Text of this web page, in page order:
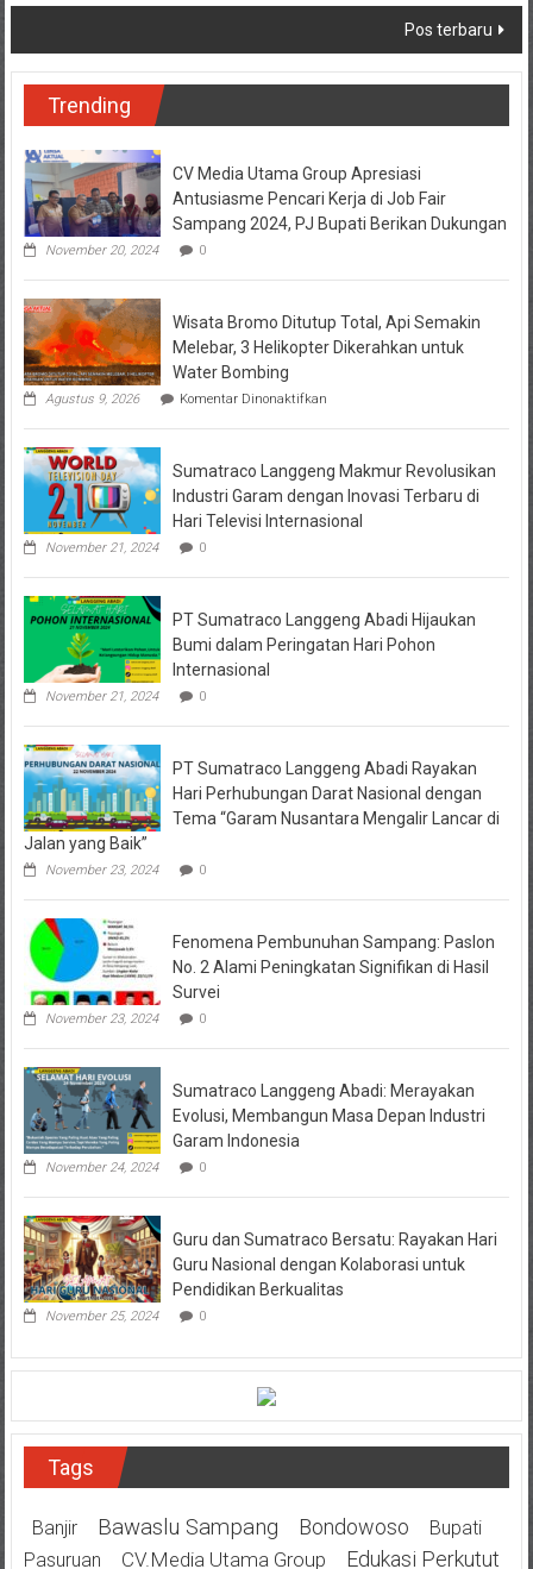
pos
Pos terbaru
Trending
CV Media Utama Group Apresiasi
Antusiasme Pencari Kerja di Job Fair
Sampang 2024, PJ Bupati Berikan Dukungan
November 20, 2024 0
Wisata Bromo Ditutup Total, Api Semakin
Melebar, 3 Helikopter Dikerahkan untuk
Water Bombing
Agustus 9, 2026 Komentar Dinonaktifkanpada
Bromo
Total,
Semakin
Melebar,
Dikerahkan
Water
Bombing
Sumatraco Langgeng Makmur Revolusikan
Industri Garam dengan Inovasi Terbaru di
Hari Televisi Internasional
November 21, 2024 0
PT Sumatraco Langgeng Abadi Hijaukan
Bumi dalam Peringatan Hari Pohon
Internasional
November 21, 2024 0
PT Sumatraco Langgeng Abadi Rayakan
Hari Perhubungan Darat Nasional dengan
Tema “Garam Nusantara Mengalir Lancar di
Jalan yang Baik”
November 23, 2024 0
Fenomena Pembunuhan Sampang: Paslon
No. 2 Alami Peningkatan Signifikan di Hasil
Survei
November 23, 2024 0
Sumatraco Langgeng Abadi: Merayakan
Evolusi, Membangun Masa Depan Industri
Garam Indonesia
November 24, 2024 0
Guru dan Sumatraco Bersatu: Rayakan Hari
Guru Nasional dengan Kolaborasi untuk
Pendidikan Berkualitas
November 25, 2024 0
Tags
Banjir Bawaslu Sampang Bondowoso
Bupati
Pasuruan
CV.Media Utama Group Edukasi Perkutut